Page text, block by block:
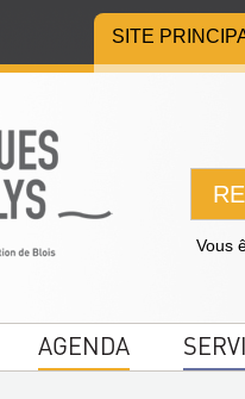
SITE
Vous
AGENDA